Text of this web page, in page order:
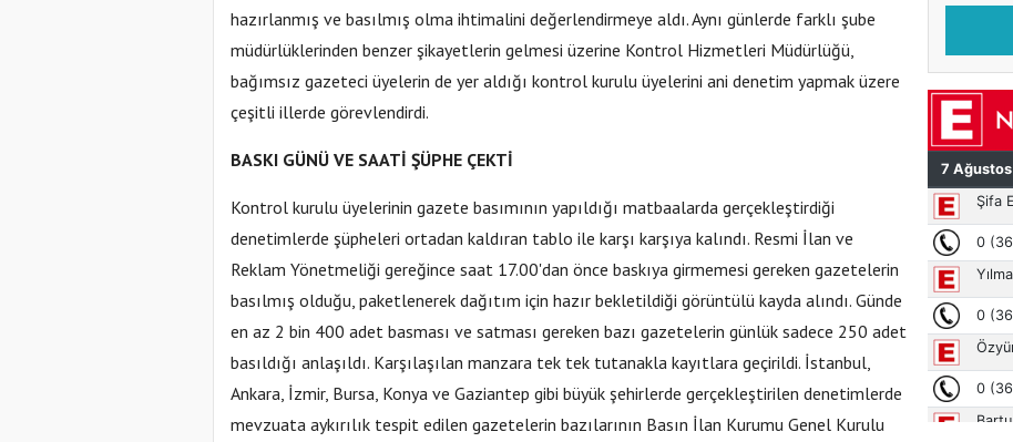
hazırlanmış ve basılmış olma ihtimalini değerlendirmeye aldı. Aynı günlerde farklı şube
müdürlüklerinden benzer şikayetlerin gelmesi üzerine Kontrol Hizmetleri Müdürlüğü,
bağımsız gazeteci üyelerin de yer aldığı kontrol kurulu üyelerini ani denetim yapmak üzere
çeşitli illerde görevlendirdi.
BASKI GÜNÜ VE SAATİ ŞÜPHE ÇEKTİ
Kontrol kurulu üyelerinin gazete basımının yapıldığı matbaalarda gerçekleştirdiği
denetimlerde şüpheleri ortadan kaldıran tablo ile karşı karşıya kalındı. Resmi İlan ve
Reklam Yönetmeliği gereğince saat 17.00'dan önce baskıya girmemesi gereken gazetelerin
basılmış olduğu, paketlenerek dağıtım için hazır bekletildiği görüntülü kayda alındı. Günde
en az 2 bin 400 adet basması ve satması gereken bazı gazetelerin günlük sadece 250 adet
basıldığı anlaşıldı. Karşılaşılan manzara tek tek tutanakla kayıtlara geçirildi. İstanbul,
Ankara, İzmir, Bursa, Konya ve Gaziantep gibi büyük şehirlerde gerçekleştirilen denetimlerde
mevzuata aykırılık tespit edilen gazetelerin bazılarının Basın İlan Kurumu Genel Kurulu